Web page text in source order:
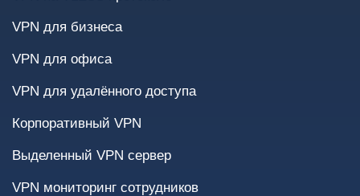
Удалённые сотрудники
Доступ к внутренним системам
Финансовые системы
Передача чувствительных данных
Критичность простоев
VPN для бизнеса
VPN для офиса
VPN для удалённого доступа
Корпоративный VPN
Выделенный VPN сервер
VPN мониторинг сотрудников